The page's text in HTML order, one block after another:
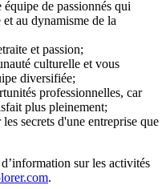
de passionnés qui
au dynamisme de la
et passion;
culturelle et vous
diversifiée;
professionnelles, car
plus pleinement;
secrets d'une entreprise que
sur les activités
.